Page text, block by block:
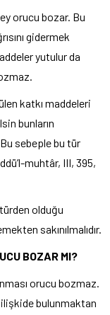
orucu bozar. Bu
gidermek
yutulur da
katkı maddeleri
bunların
sebeple bu tür
muhtâr, III, 395,
olduğu
sakınılmalıdır.
BOZAR MI?
orucu bozmaz.
bulunmaktan